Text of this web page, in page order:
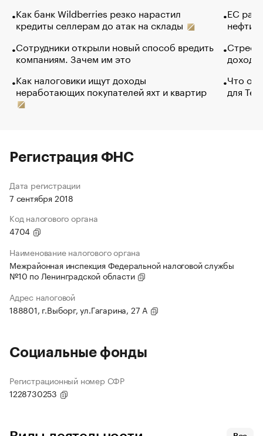
Как банк Wildberries резко нарастил
кредиты селлерам до атак на склады
Сотрудники открыли новый способ вредить
компаниям. Зачем им это
Как налоговики ищут доходы
неработающих покупателей яхт и квартир
ЕС
нефти
Что
для
Регистрация ФНС
Дата регистрации
7 сентября 2018
Код налогового органа
4704
Наименование налогового органа
Межрайонная инспекция Федеральной налоговой службы
№10 по Ленинградской области
Адрес налоговой
188801, г.Выборг, ул.Гагарина, 27 А
Социальные фонды
Регистрационный номер СФР
1228730253